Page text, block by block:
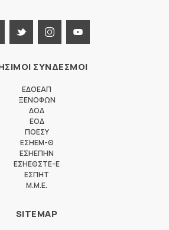
ΣΥΝΔΕΣΜΟΙ
ΕΔΟΕΑΠ
ΞΕΝΟΦΩΝ
ΔΟΔ
ΕΟΔ
ΠΟΕΣΥ
ΕΣΗΕΜ-Θ
ΕΣΗΕΠΗΝ
ΕΣΗΕΘΣΤΕ-Ε
ΕΣΠΗΤ
M.M.E.
SITEMAP